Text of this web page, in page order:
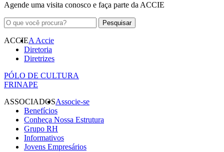
Agende uma visita conosco e faça parte da ACCIE
ACCIEA Accie
Diretoria
Diretrizes
PÓLO DE CULTURA
FRINAPE
ASSOCIADOSAssocie-se
Benefícios
Conheça Nossa Estrutura
Grupo RH
Informativos
Jovens Empresários